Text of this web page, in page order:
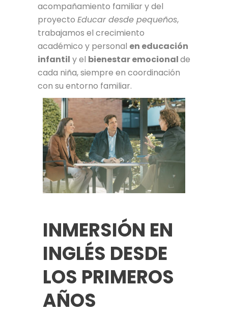
acompañamiento familiar y del
proyecto Educar desde pequeños,
trabajamos el crecimiento
académico y personal en educación
infantil y el bienestar emocionalde
cada niña, siempre en coordinación
con su entorno familiar.
INMERSIÓN EN
INGLÉS DESDE
LOS PRIMEROS
AÑOS